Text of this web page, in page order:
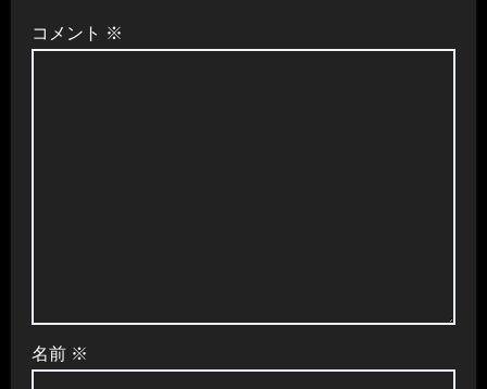
シ
コメント ※
名前 ※